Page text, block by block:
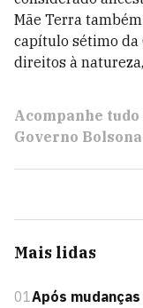
Mãe Terra
capítulo sétimo da
direitos à
Acompanhe tudo
Governo
Mais lidas
01Após